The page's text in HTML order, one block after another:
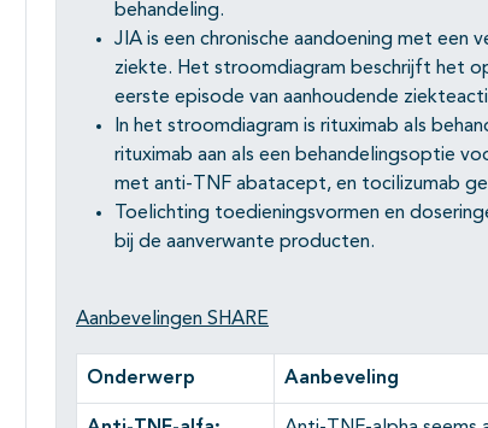
behandeling.
JIA is een chronische aandoening met een
ziekte. Het stroomdiagram beschrijft het
eerste episode van aanhoudende
In het stroomdiagram is rituximab als
rituximab aan als een behandelingsoptie
met anti-TNF abatacept, en tocilizumab
Toelichting toedieningsvormen en
bij de aanverwante producten.
Aanbevelingen SHARE
Onderwerp Aanbeveling